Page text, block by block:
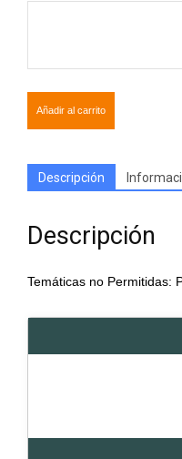
Añadir al carrito
Descripción
Descripción
Temáticas no Permitidas: